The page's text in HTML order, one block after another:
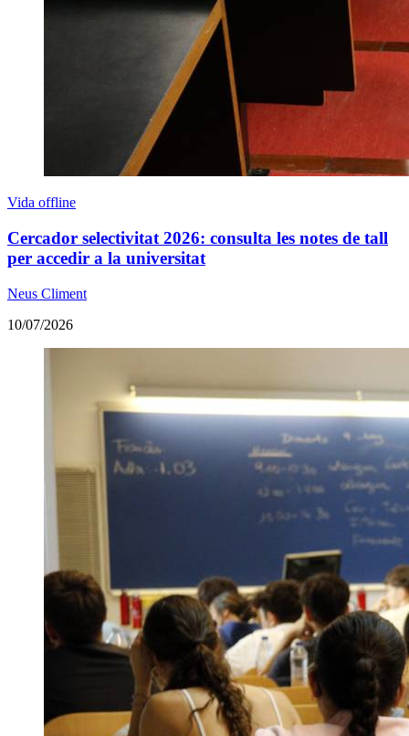
Vida offline
Cercador selectivitat 2026: consulta les notes de tall
per accedir a la universitat
Neus Climent
10/07/2026